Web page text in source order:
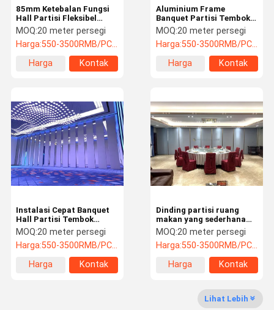
Wisata
Pabrik
Kontrol
Kualitas
Berita
Quote
Request
Aluminium Frame
Banquet Partisi Tembok
Panel Tembok Operasi
Ringan
MOQ:20 meter persegi
Harga:550-3500RMB/PC (FOB) Tax Not Included
Harga
Kontak
85mm Ketebalan Fungsi
Hall Partisi Fleksibel
Partisi Tembok tahan api
MOQ:20 meter persegi
Harga:550-3500RMB/PC (FOB) Tax Not Included
Harga
Kontak
Dinding partisi ruang
makan yang sederhana
dan elegan Ketebalan
85mm-100mm
MOQ:20 meter persegi
Harga:550-3500RMB/PC (FOB) Tax Not Included
Harga
Kontak
Instalasi Cepat Banquet
Hall Partisi Tembok
Pencegahan Kebakaran
MOQ:20 meter persegi
Harga:550-3500RMB/PC (FOB) Tax Not Included
Harga
Kontak
Lihat Lebih